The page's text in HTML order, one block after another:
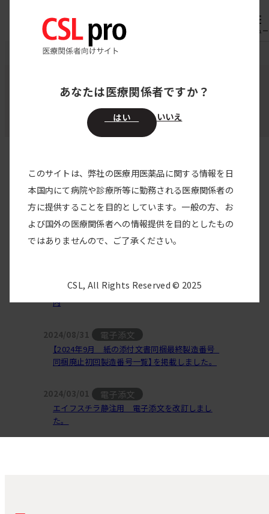
メニュー
CSL pro お知らせ エイフスチラ静注用
エイフスチラ静注用
すべての製品
すべてのカテゴリー
2026/02/13 その他
CSL製品 取扱特約店の情報
エイフスチラ 静注用250 販売中止に関するご案
内
2024/08/31 電子添文
【2024年9月 紙の添付文書同梱最終製造番号_
同梱廃止初回製造番号一覧】を掲載しました。
2024/03/01 電子添文
エイフスチラ静注用 電子添文を改訂しまし
た。
あなたは医療関係者ですか？
はい いいえ
このサイトは、弊社の医療用医薬品に関する情報を日
本国内にて病院や診療所等に勤務される医療関係者の
方に提供することを目的としています。一般の方、お
よび国外の医療関係者への情報提供を目的としたもの
ではありませんので、ご了承ください。
CSL, All Rights Reserved © 2025